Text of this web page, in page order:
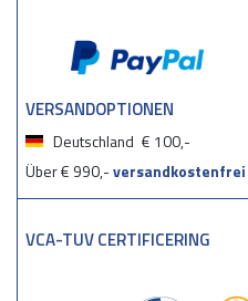
VERSANDOPTIONEN
Deutschland € 100,-
Über € 990,-versandkostenfrei
VCA-TUV CERTIFICERING